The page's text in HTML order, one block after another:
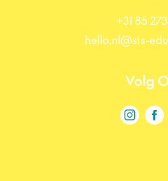
+31 85
hello.nl@sts-
Volg